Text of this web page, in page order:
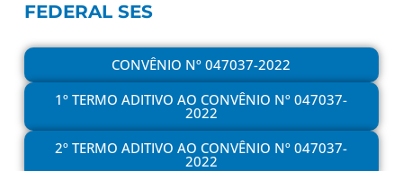
FEDERAL SES
CONVÊNIO Nº 047037-2022
1º TERMO ADITIVO AO CONVÊNIO Nº 047037-
2022
2º TERMO ADITIVO AO CONVÊNIO Nº 047037-
2022